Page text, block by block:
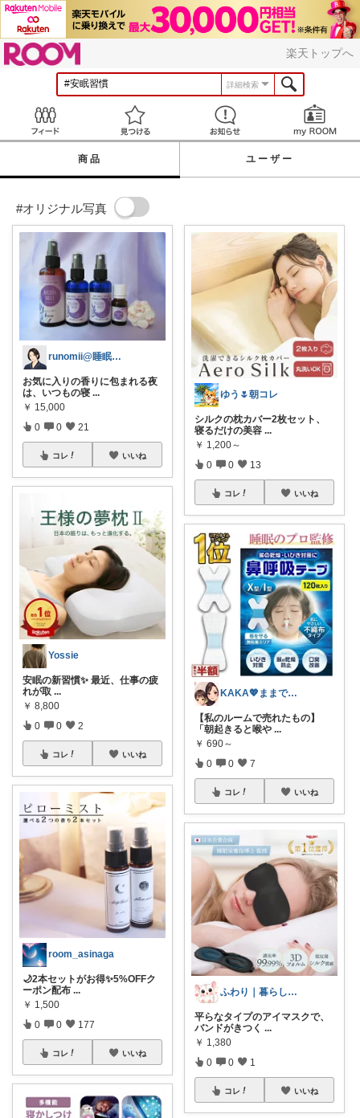
楽天トップへ
詳細検索
見つける お知らせ
商品 ユーザー
#オリジナル写真
runomii@睡眠ラボ
お気に入りの香りに包まれる夜
は、いつもの寝 ...
￥ 15,000
0 0 21
コレ いいね
Yossie
安眠の新習慣✨ 最近、仕事の疲
れが取 ...
￥ 8,800
0 0 2
コレ いいね
room_asinaga
🌙2本セットがお得✨5%OFFク
ーポン配布 ...
￥ 1,500
0 0 177
コレ いいね
ゆう🌷朝コレ
シルクの枕カバー2枚セット、
寝るだけの美容 ...
￥ 1,200～
0 0 13
コレ いいね
KAKA💖ままでもキレイでいたい
【私のルームで売れたもの】
「朝起きると喉や ...
￥ 690～
0 0 7
コレ いいね
ふわり｜暮らしの負担をかるくする日用品
平らなタイプのアイマスクで、
バンドがきつく ...
￥ 1,380
0 0 1
コレ いいね